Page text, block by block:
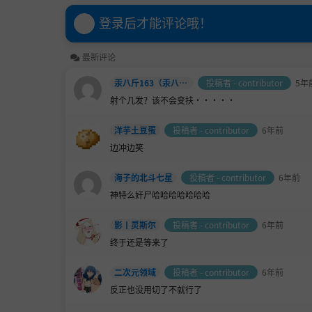
登录后才能评论哦！
最新评论
汞八斤163（汞八斤本人） 投稿者 - contributor
5年
射个几发？该不会变扶·····
洋芋土豆蛋 投稿者 - contributor
6年前
边冲边笑
海子的北斗七星 投稿者 - contributor
6年前
神特么奸尸哈哈哈哈哈哈哈
影丨灵斯尔 投稿者 - contributor
6年前
终于还是等来了
二次元领域 投稿者 - contributor
6年前
反正也没用切了不就行了